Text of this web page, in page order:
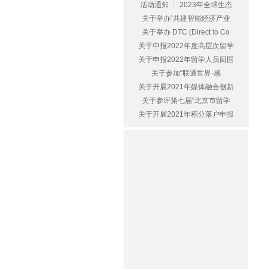
活动通知 ┆ 2023年全球生态
关于举办“共建智能经济产业
关于举办 DTC (Direct to Co
关于申报2022年度高层次留学
关于申报2022年留学人员回国
关于参加“联通世界·感
关于开展2021年媒体融合创新
关于参评第七届“北京市留学
关于开展2021年积分落户申报